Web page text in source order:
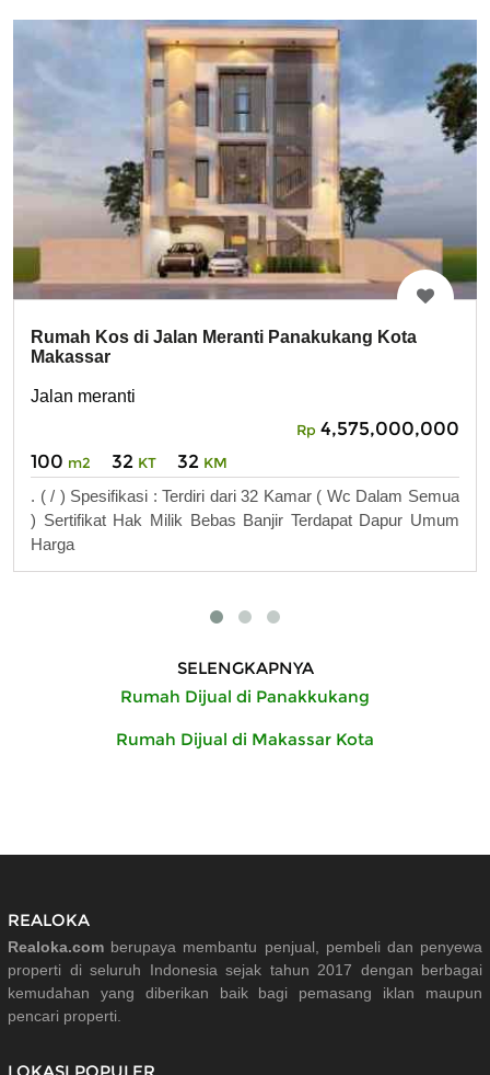
Rumah Kos di Jalan Meranti Panakukang Kota
Makassar
Jalan meranti
Rp 4,575,000,000
100 m2 32 KT 32 KM
. ( / ) Spesifikasi : Terdiri dari 32 Kamar ( Wc Dalam Semua
) Sertifikat Hak Milik Bebas Banjir Terdapat Dapur Umum
Harga
SELENGKAPNYA
Rumah Dijual di Panakkukang
Rumah Dijual di Makassar Kota
REALOKA
Realoka.com berupaya membantu penjual, pembeli dan penyewa
properti di seluruh Indonesia sejak tahun 2017 dengan berbagai
kemudahan yang diberikan baik bagi pemasang iklan maupun
pencari properti.